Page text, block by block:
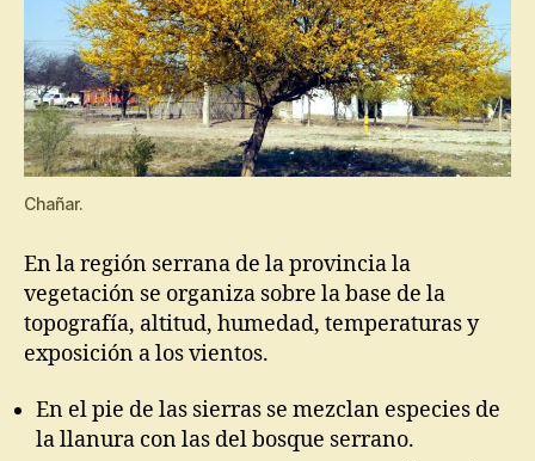
Chañar.
En la región serrana de la provincia la
vegetación se organiza sobre la base de la
topografía, altitud, humedad, temperaturas y
exposición a los vientos.
En el pie de las sierras se mezclan especies de
la llanura con las del bosque serrano.